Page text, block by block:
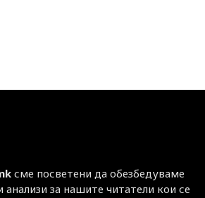
сме посветени да обезбедуваме
анализи за нашите читатели кои се